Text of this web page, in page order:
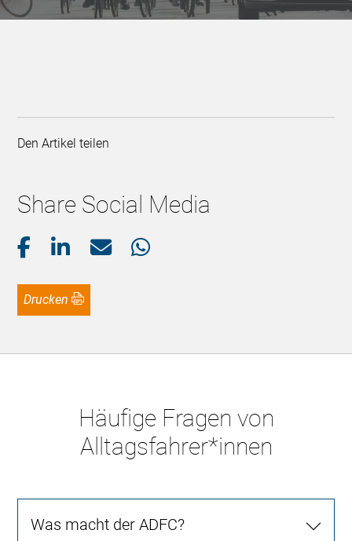
Den Artikel teilen
Share Social Media
Drucken
Häufige Fragen von
Alltagsfahrer*innen
Was macht der ADFC?